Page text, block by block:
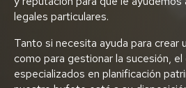
legales particulares.
Tanto si necesita ayuda para crear
como para gestionar la sucesión,
especializados en planificación